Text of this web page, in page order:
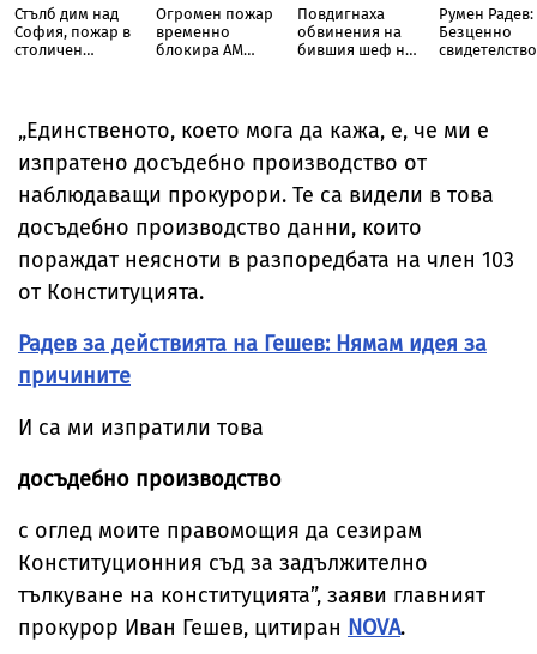
Стълб дим над
София, пожар в
столичен
Огромен пожар
временно
блокира АМ
Повдигнаха
обвинения на
бившия шеф на
Румен Радев:
Безценно
„Единственото, което мога да кажа, е, че ми е
изпратено досъдебно производство от
наблюдаващи прокурори. Те са видели в това
досъдебно производство данни, които
пораждат неясноти в разпоредбата на член 103
от Конституцията.
Радев за действията на Гешев: Нямам идея за
причините
И са ми изпратили това
досъдебно производство
с оглед моите правомощия да сезирам
Конституционния съд за задължително
тълкуване на конституцията”, заяви главният
прокурор Иван Гешев, цитиран NOVA.